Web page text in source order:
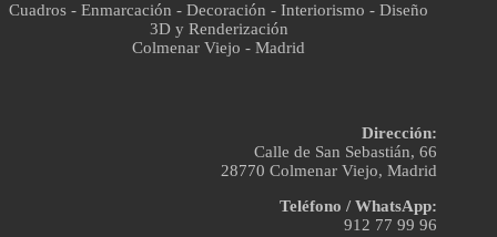
Cuadros - Enmarcación - Decoración - Interiorismo - Diseño
3D y Renderización
Colmenar Viejo - Madrid
Dirección:
Calle de San Sebastián, 66
28770 Colmenar Viejo, Madrid
Teléfono / WhatsApp:
912 77 99 96